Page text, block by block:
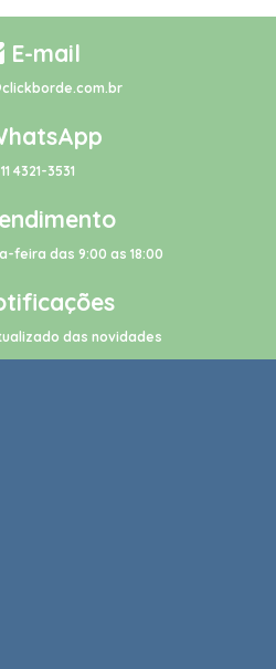
E-mail
4321-3531
feira das 9:00 as 18:00
das novidades